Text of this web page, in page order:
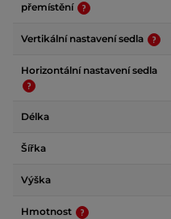
přemístění
Vertikální nastavení sedla
Horizontální nastavení sedla
Délka
Šířka
Výška
Hmotnost